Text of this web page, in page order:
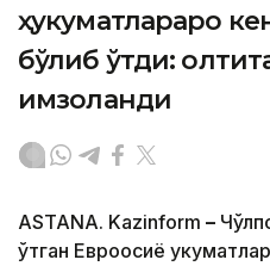
ҳукуматлараро
бўлиб ўтди:
имзоланди
ASTANA. Kazinform –
ўтган Евроосиё